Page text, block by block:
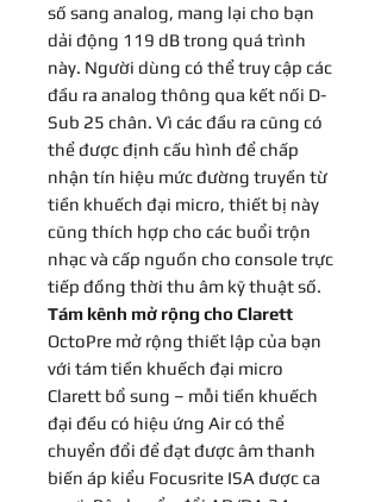
số sang analog, mang lại cho bạn
dải động 119 dB trong quá trình
này. Người dùng có thể truy cập các
đầu ra analog thông qua kết nối D-
Sub 25 chân. Vì các đầu ra cũng có
thể được định cấu hình để chấp
nhận tín hiệu mức đường truyền từ
tiền khuếch đại micro, thiết bị này
cũng thích hợp cho các buổi trộn
nhạc và cấp nguồn cho console trực
tiếp đồng thời thu âm kỹ thuật số.
Tám kênh mở rộng cho Clarett
OctoPre mở rộng thiết lập của bạn
với tám tiền khuếch đại micro
Clarett bổ sung – mỗi tiền khuếch
đại đều có hiệu ứng Air có thể
chuyển đổi để đạt được âm thanh
biến áp kiểu Focusrite ISA được ca